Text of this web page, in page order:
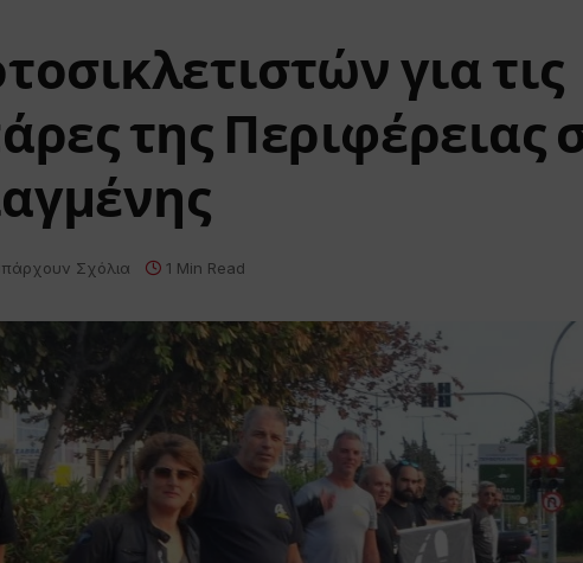
για τις
της Περιφέρειας
Σχόλια 1 Min Read